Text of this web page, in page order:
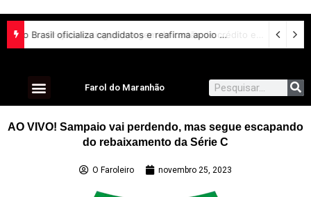
União Brasil oficializa candidatos e reafirma apoio a Orleans Brandão ao Governo do Maranhão
Farol do Maranhão
AO VIVO! Sampaio vai perdendo, mas segue escapando
do rebaixamento da Série C
O Faroleiro novembro 25, 2023